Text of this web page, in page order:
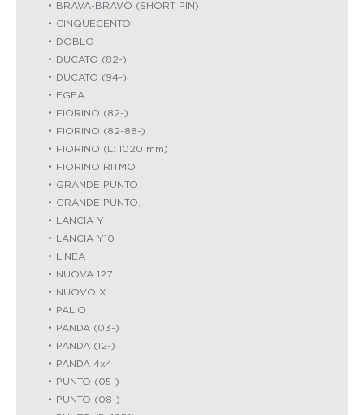
BRAVA-BRAVO (SHORT PIN)
CINQUECENTO
DOBLO
DUCATO (82-)
DUCATO (94-)
EGEA
FIORINO (82-)
FIORINO (82-88-)
FIORINO (L: 1020 mm)
FIORINO RITMO
GRANDE PUNTO
GRANDE PUNTO.
LANCIA Y
LANCIA Y10
LINEA
NUOVA 127
NUOVO X
PALIO
PANDA (03-)
PANDA (12-)
PANDA 4x4
PUNTO (05-)
PUNTO (08-)